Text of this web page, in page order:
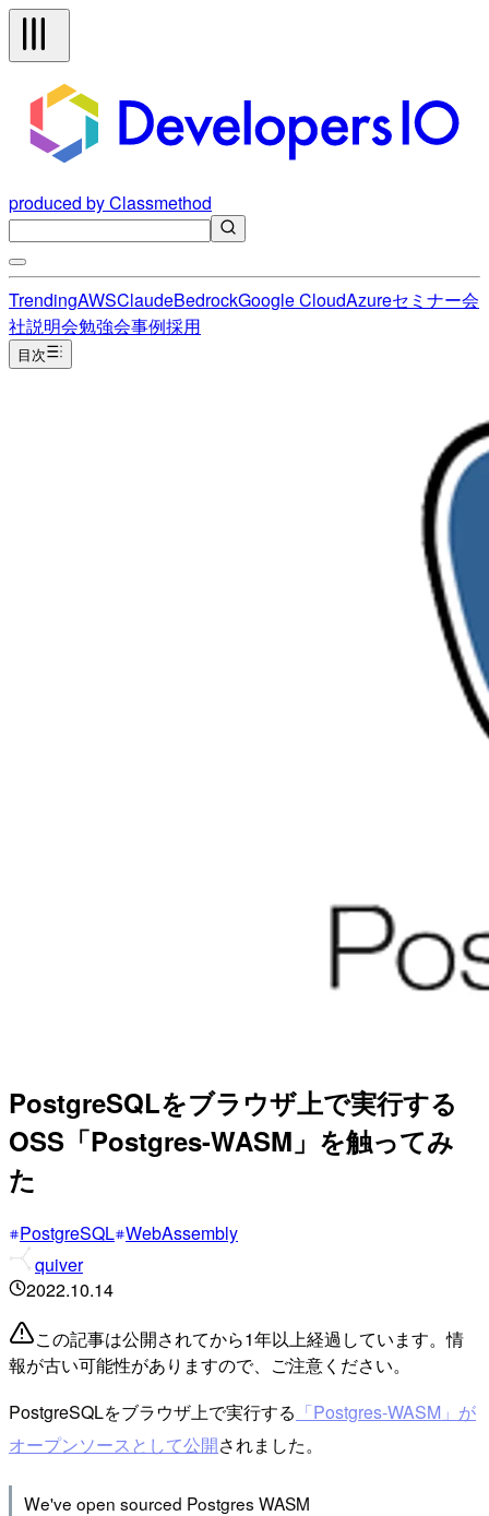
produced by Classmethod
TrendingAWSClaudeBedrockGoogle CloudAzureセミナー会
社説明会勉強会事例採用
目次
PostgreSQLをブラウザ上で実行する
OSS「Postgres-WASM」を触ってみ
た
PostgreSQL WebAssembly
quiver
2022.10.14
この記事は公開されてから1年以上経過しています。情
報が古い可能性がありますので、ご注意ください。
PostgreSQLをブラウザ上で実行する 「Postgres-WASM」が
オープンソースとして公開されました。
We've open sourced Postgres WASM